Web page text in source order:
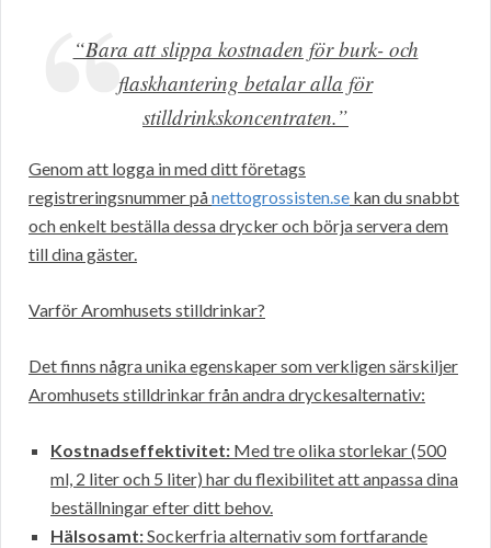
“Bara att slippa kostnaden för burk- och
flaskhantering betalar alla för
stilldrinkskoncentraten.”
Genom att logga in med ditt företags
registreringsnummer pånettogrossisten.se kan du snabbt
och enkelt beställa dessa drycker och börja servera dem
till dina gäster.
Varför Aromhusets stilldrinkar?
Det finns några unika egenskaper som verkligen särskiljer
Aromhusets stilldrinkar från andra dryckesalternativ:
Kostnadseffektivitet: Med tre olika storlekar (500
ml, 2 liter och 5 liter) har du flexibilitet att anpassa dina
beställningar efter ditt behov.
Hälsosamt:Sockerfria alternativ som fortfarande